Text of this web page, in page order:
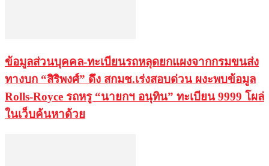
ข้อมูลส่วนบุคคล-ทะเบียนรถหลุดยกแผงจากกรมขนส่ง
ทางบก “สิริพงศ์” ดึง สกมช.เร่งสอบด่วน ผงะพบข้อมูล
Rolls-Royce รถหรู “นายกฯ อนุทิน” ทะเบียน 9999 โผล่
ในเว็บค้นหาด้วย